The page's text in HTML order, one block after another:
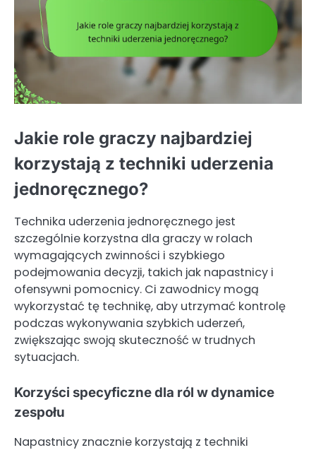
Jakie role graczy najbardziej
korzystają z techniki uderzenia
jednoręcznego?
Technika uderzenia jednoręcznego jest
szczególnie korzystna dla graczy w rolach
wymagających zwinności i szybkiego
podejmowania decyzji, takich jak napastnicy i
ofensywni pomocnicy. Ci zawodnicy mogą
wykorzystać tę technikę, aby utrzymać kontrolę
podczas wykonywania szybkich uderzeń,
zwiększając swoją skuteczność w trudnych
sytuacjach.
Korzyści specyficzne dla ról w dynamice
zespołu
Napastnicy znacznie korzystają z techniki